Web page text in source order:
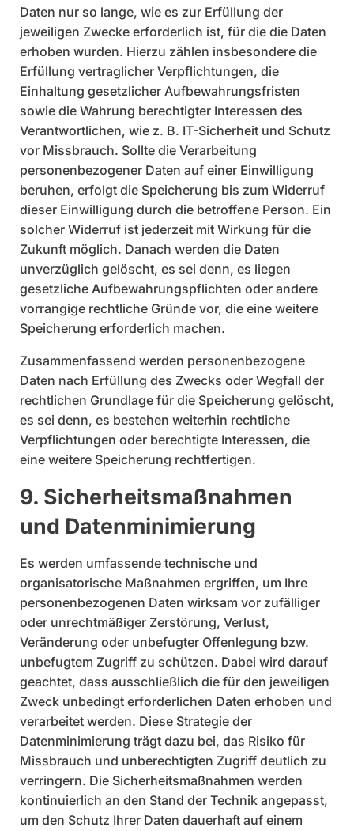
Daten nur so lange, wie es zur Erfüllung der
jeweiligen Zwecke erforderlich ist, für die die Daten
erhoben wurden. Hierzu zählen insbesondere die
Erfüllung vertraglicher Verpflichtungen, die
Einhaltung gesetzlicher Aufbewahrungsfristen
sowie die Wahrung berechtigter Interessen des
Verantwortlichen, wie z. B. IT-Sicherheit und Schutz
vor Missbrauch. Sollte die Verarbeitung
personenbezogener Daten auf einer Einwilligung
beruhen, erfolgt die Speicherung bis zum Widerruf
dieser Einwilligung durch die betroffene Person. Ein
solcher Widerruf ist jederzeit mit Wirkung für die
Zukunft möglich. Danach werden die Daten
unverzüglich gelöscht, es sei denn, es liegen
gesetzliche Aufbewahrungspflichten oder andere
vorrangige rechtliche Gründe vor, die eine weitere
Speicherung erforderlich machen.
Zusammenfassend werden personenbezogene
Daten nach Erfüllung des Zwecks oder Wegfall der
rechtlichen Grundlage für die Speicherung gelöscht,
es sei denn, es bestehen weiterhin rechtliche
Verpflichtungen oder berechtigte Interessen, die
eine weitere Speicherung rechtfertigen.
9. Sicherheitsmaßnahmen
und Datenminimierung
Es werden umfassende technische und
organisatorische Maßnahmen ergriffen, um Ihre
personenbezogenen Daten wirksam vor zufälliger
oder unrechtmäßiger Zerstörung, Verlust,
Veränderung oder unbefugter Offenlegung bzw.
unbefugtem Zugriff zu schützen. Dabei wird darauf
geachtet, dass ausschließlich die für den jeweiligen
Zweck unbedingt erforderlichen Daten erhoben und
verarbeitet werden. Diese Strategie der
Datenminimierung trägt dazu bei, das Risiko für
Missbrauch und unberechtigten Zugriff deutlich zu
verringern. Die Sicherheitsmaßnahmen werden
kontinuierlich an den Stand der Technik angepasst,
um den Schutz Ihrer Daten dauerhaft auf einem